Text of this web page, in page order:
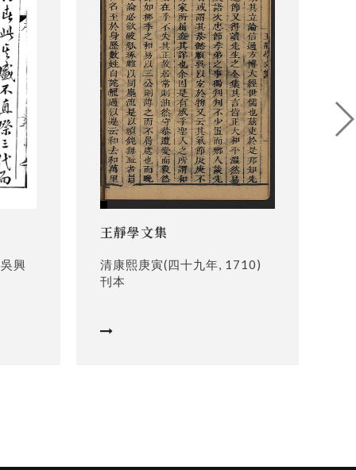
興
王靜學文集
清康熙庚寅(四十九年, 1710)
刊本
